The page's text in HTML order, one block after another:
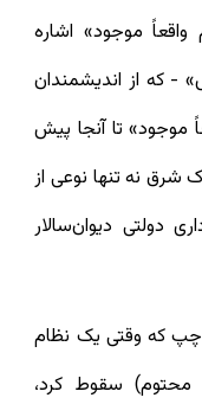
موجود» اشاره
- که از اندیشمندان
موجود» تا آنجا پیش
شرق نه تنها نوعی از
دولتی دیوان‌سالار
چپ که وقتی یک نظام
سقوط کرد،